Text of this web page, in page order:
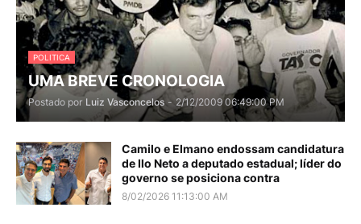
POLITICA
UMA BREVE CRONOLOGIA
Postado por Luiz Vasconcelos - 2/12/2009 06:49:00 PM
Camilo e Elmano endossam candidatura
de Ilo Neto a deputado estadual; líder do
governo se posiciona contra
8/02/2026 11:13:00 AM